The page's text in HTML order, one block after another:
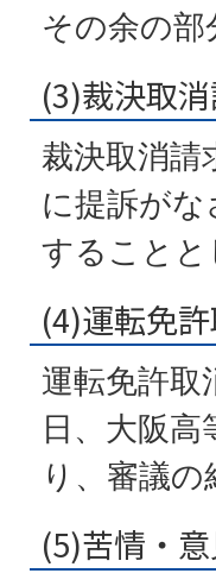
その余の部
(3)裁決取
裁決取消請
に提訴が
することと
(4)運転免
運転免許取
日、大阪
り、審議
(5)苦情・